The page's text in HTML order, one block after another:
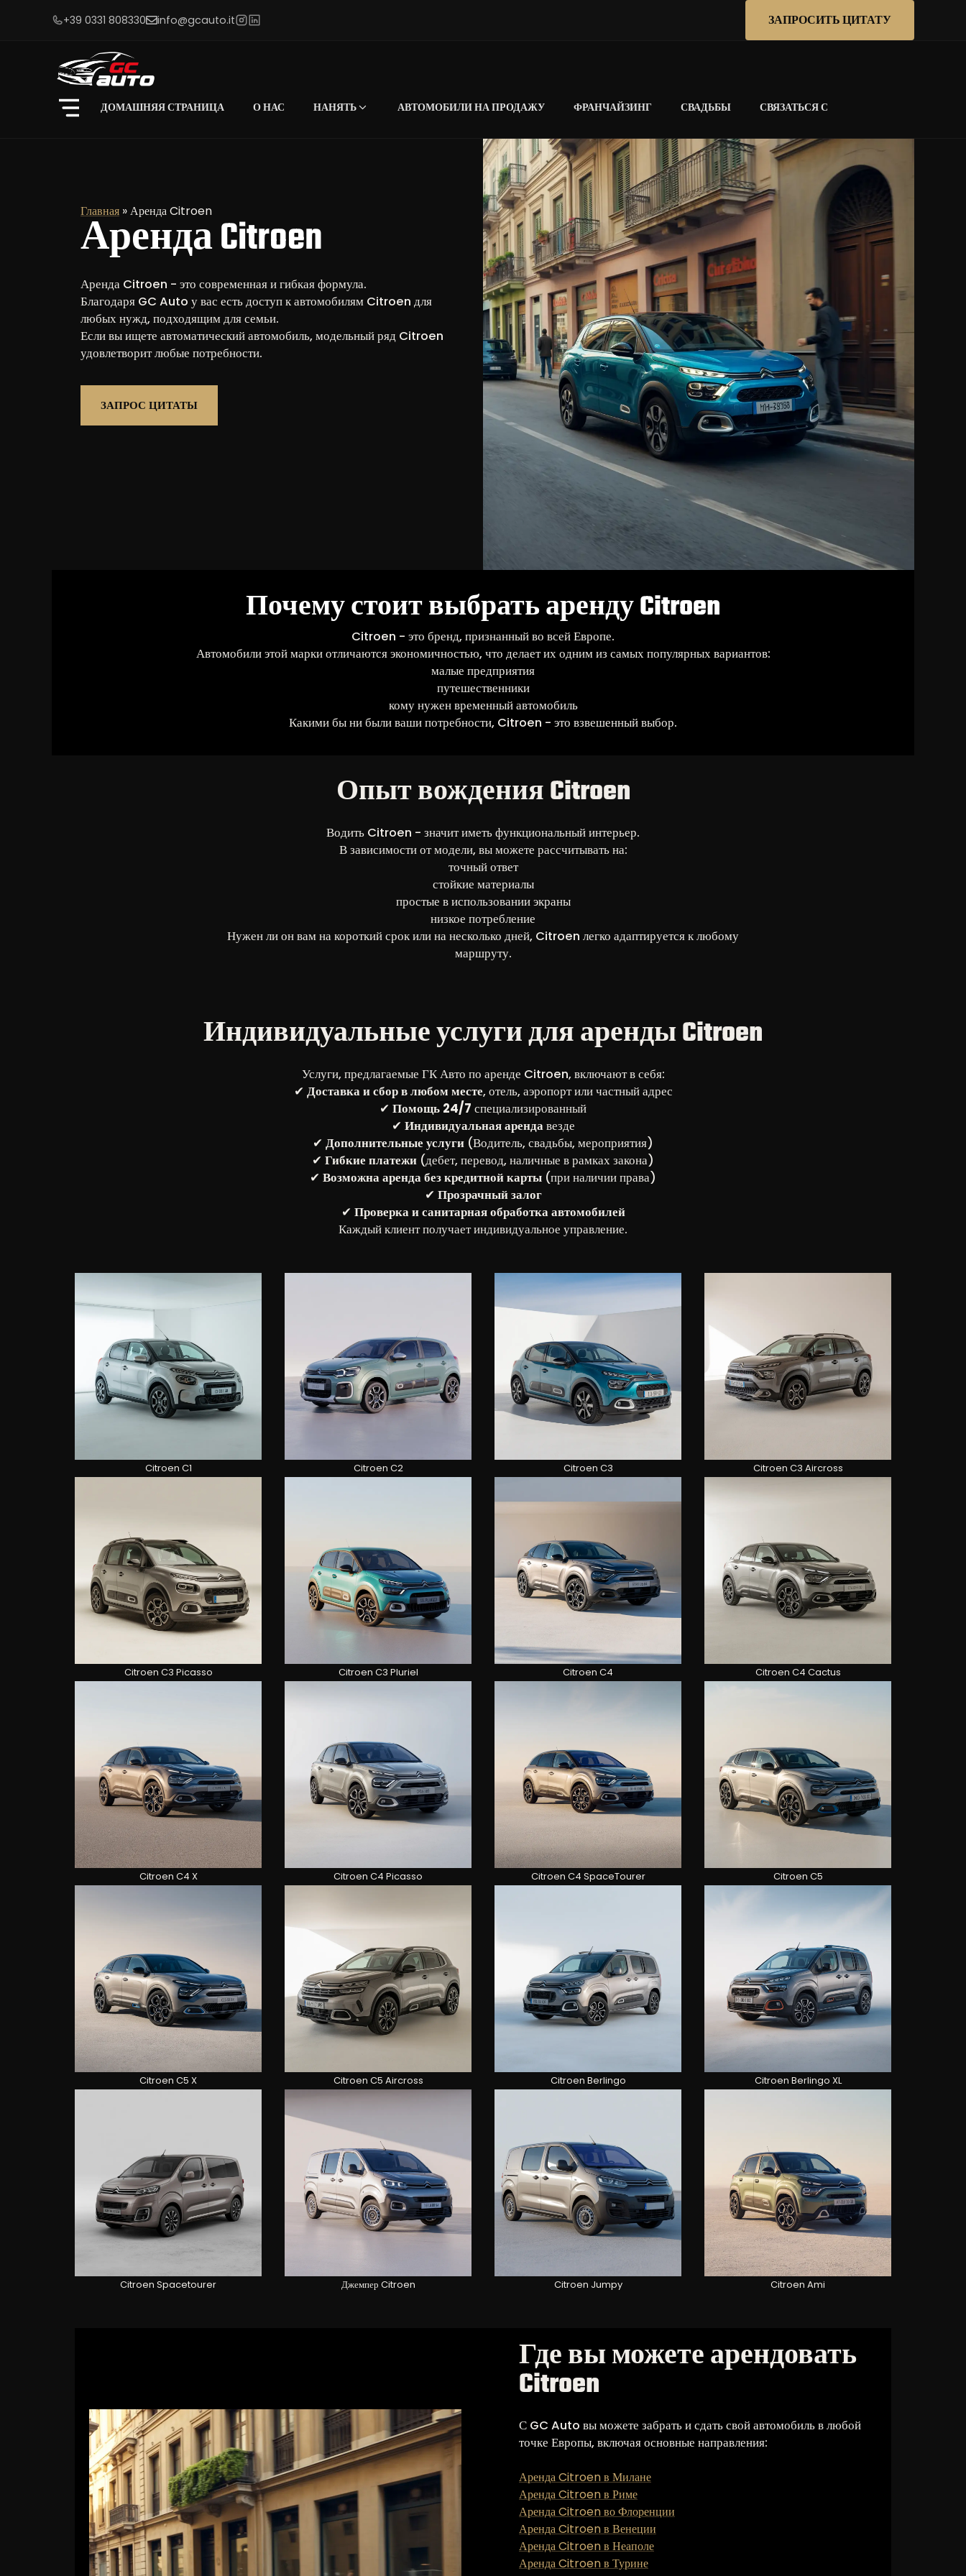
+39 0331 808330 info@gcauto.it ЗАПРОСИТЬ ЦИТАТУ
ДОМАШНЯЯ СТРАНИЦА О НАС НАНЯТЬ АВТОМОБИЛИ НА ПРОДАЖУ ФРАНЧАЙЗИНГ СВАДЬБЫ СВЯЗАТЬСЯ С
Главная »Аренда Citroen
Аренда Citroen
Аренда Citroen - это современная и гибкая формула.
Благодаря GC Auto у вас есть доступ к автомобилям Citroen для
любых нужд, подходящим для семьи.
Если вы ищете автоматический автомобиль, модельный ряд Citroen
удовлетворит любые потребности.
ЗАПРОС ЦИТАТЫ
Почему стоит выбрать аренду Citroen
Citroen - это бренд, признанный во всей Европе.
Автомобили этой марки отличаются экономичностью, что делает их одним из самых популярных вариантов:
малые предприятия
путешественники
кому нужен временный автомобиль
Какими бы ни были ваши потребности, Citroen - это взвешенный выбор.
Опыт вождения Citroen
Водить Citroen - значит иметь функциональный интерьер.
В зависимости от модели, вы можете рассчитывать на:
точный ответ
стойкие материалы
простые в использовании экраны
низкое потребление
Нужен ли он вам на короткий срок или на несколько дней, Citroen легко адаптируется к любому
маршруту.
Индивидуальные услуги для аренды Citroen
Услуги, предлагаемые ГК Авто по аренде Citroen, включают в себя:
✔ Доставка и сбор в любом месте, отель, аэропорт или частный адрес
✔ Помощь 24/7 специализированный
✔ Индивидуальная арендавезде
✔ Дополнительные услуги (Водитель, свадьбы, мероприятия)
✔ Гибкие платежи (дебет, перевод, наличные в рамках закона)
✔ Возможна аренда без кредитной карты (при наличии права)
✔ Прозрачный залог
✔ Проверка и санитарная обработка автомобилей
Каждый клиент получает индивидуальное управление.
Citroen C1 Citroen C2 Citroen C3 Citroen C3 Aircross
Citroen C3 Picasso Citroen C3 Pluriel Citroen C4 Citroen C4 Cactus
Citroen C4 X Citroen C4 Picasso Citroen C4 SpaceTourer Citroen C5
Citroen C5 X Citroen C5 Aircross Citroen Berlingo Citroen Berlingo XL
Citroen Spacetourer Джемпер Citroen Citroen Jumpy Citroen Ami
Где вы можете арендовать
Citroen
С GC Auto вы можете забрать и сдать свой автомобиль в любой
точке Европы, включая основные направления:
Аренда Citroen в Милане
Аренда Citroen в Риме
Аренда Citroen во Флоренции
Аренда Citroen в Венеции
Аренда Citroen в Неаполе
Аренда Citroen в Турине